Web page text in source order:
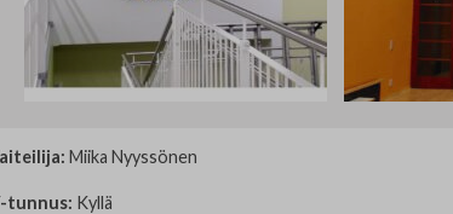
Projektit
Luottamushenkilöt
Miika Nyyssönen
tunnus: Kyllä